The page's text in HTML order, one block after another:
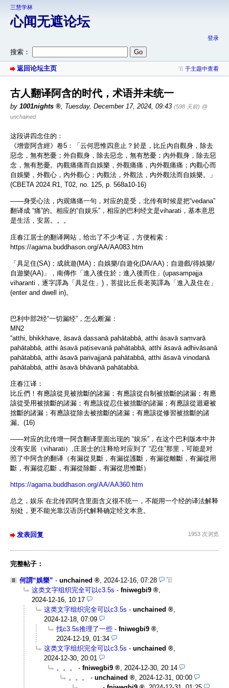
三慧学林
心闻无遮论坛
登录
搜索：
返回论坛主页 于主题中查看
古人翻译阿含的时代，术语并未统一
by 1001nights , Tuesday, December 17, 2024, 09:43 (598 天前) @
unchained
这段讲四念住的：
《增壹阿含經》卷5：「云何思惟四意止？於是，比丘內自觀身，除去
惡念，無有愁憂；外自觀身，除去惡念，無有愁憂；內外觀身，除去惡
念，無有愁憂。內觀痛痛而自娛樂，外觀痛痛，內外觀痛痛；內觀心而
自娛樂，外觀心，內外觀心；內觀法，外觀法，內外觀法而自娛樂。」
(CBETA 2024.R1, T02, no. 125, p. 568a10-16)
——身受心法，内观痛痛一句，对应的是受，北传有时候是把“vedana”
翻译成 “痛”的。相应的“自娱乐”，相应的巴利经文是viharati，基本意思
是生活，安居。。。
庄春江居士的翻译网站，给出了不少考证，方便检索：
https://agama.buddhason.org/AA/AA083.htm
「具足住(SA)；成就遊(MA)；自娛樂/自遊化(DA/AA)；自遊戲/得娛樂/
自遊樂(AA)」，南傳作「進入後住於；進入後而住」(upasampajja
viharanti，逐字譯為「具足住」)，菩提比丘長老英譯為「進入及住在」
(enter and dwell in)。
巴利中部2经“一切漏经”，怎么断漏：
MN2
“atthi, bhikkhave, āsavā dassanā pahātabbā, atthi āsavā saṃvarā
pahātabbā, atthi āsavā paṭisevanā pahātabbā, atthi āsavā adhivāsanā
pahātabbā, atthi āsavā parivajjanā pahātabbā, atthi āsavā vinodanā
pahātabbā, atthi āsavā bhāvanā pahātabbā.
庄春江译：
比丘們！有應該從見被捨斷的諸漏；有應該從自制被捨斷的諸漏；有應
該從受用被捨斷的諸漏；有應該從忍住被捨斷的諸漏；有應該從迴避被
捨斷的諸漏；有應該從除去被捨斷的諸漏；有應該從修習被捨斷的諸
漏。(16)
——对应的北传增一阿含翻译里面出现的 “娱乐”，在这个巴利版本中并
没有安居（viharati）,庄居士的注释给对应到了 “忍住”那里，可能是对
照了中阿含的翻译（有漏從見斷，有漏從護斷，有漏從離斷，有漏從用
斷，有漏從忍斷，有漏從除斷，有漏從思惟斷）
https://agama.buddhason.org/AA/AA360.htm
总之，娱乐 在北传四阿含里面含义很不统一，不能用一个经的译法解释
别处，更不能光靠汉语历代解释确定经文本意。
发表回复 1953 次浏览
完整帖子：
何謂“娛樂” - unchained
2024-12-16, 07:28
这类文字组织完全可以c3.5s - fniwegbi9
2024-12-16, 10:17
这类文字组织完全可以c3.5s - unchained
2024-12-18, 07:09
找c3.5s推理了一些 - fniwegbi9
2024-12-19, 01:34
这类文字组织完全可以c3.5s - unchained
2024-12-30, 20:01
。。。
- fniwegbi9
2024-12-30, 20:14
。。。
- unchained
2024-12-31, 00:00